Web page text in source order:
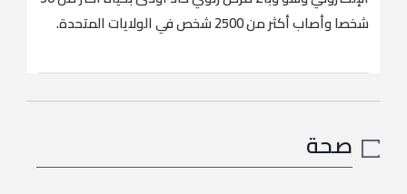
شخصا وأصاب أكثر من 2500 شخص في الولايات المتحدة.
صحة